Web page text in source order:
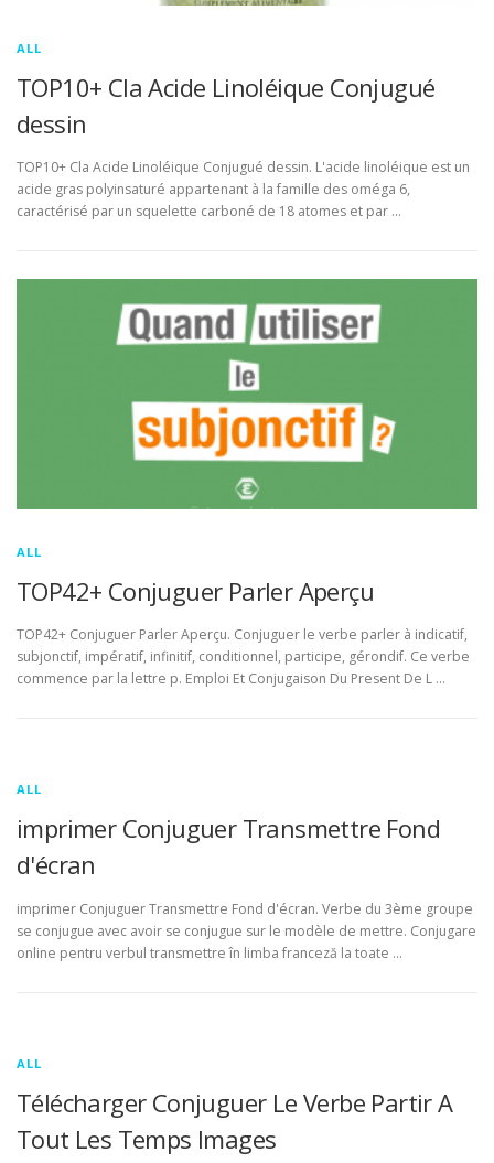
ALL
TOP10+ Cla Acide Linoléique Conjugué
dessin
TOP10+ Cla Acide Linoléique Conjugué dessin. L'acide linoléique est un
acide gras polyinsaturé appartenant à la famille des oméga 6,
caractérisé par un squelette carboné de 18 atomes et par …
ALL
TOP42+ Conjuguer Parler Aperçu
TOP42+ Conjuguer Parler Aperçu. Conjuguer le verbe parler à indicatif,
subjonctif, impératif, infinitif, conditionnel, participe, gérondif. Ce verbe
commence par la lettre p. Emploi Et Conjugaison Du Present De L …
ALL
imprimer Conjuguer Transmettre Fond
d'écran
imprimer Conjuguer Transmettre Fond d'écran. Verbe du 3ème groupe
se conjugue avec avoir se conjugue sur le modèle de mettre. Conjugare
online pentru verbul transmettre în limba franceză la toate …
ALL
Télécharger Conjuguer Le Verbe Partir A
Tout Les Temps Images